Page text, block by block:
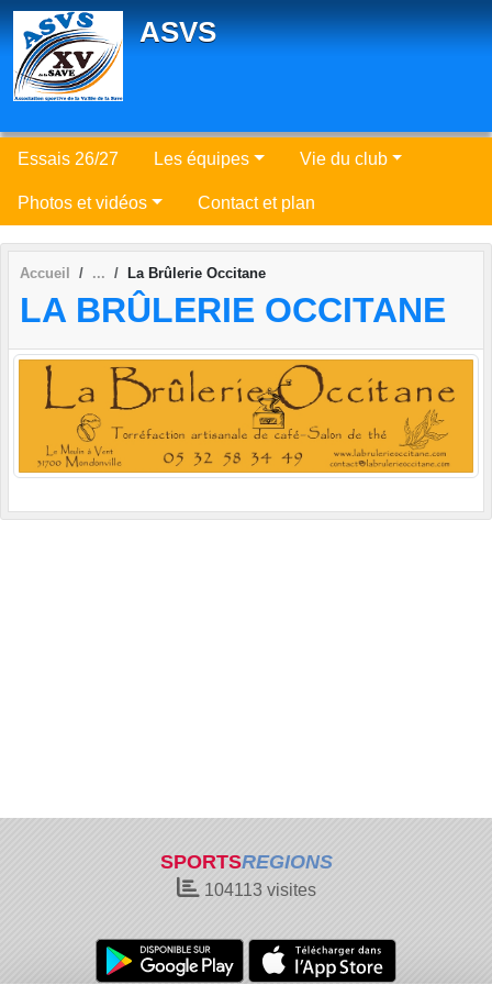
ASVS
Essais 26/27 Les équipes Vie du club
Photos et vidéos Contact et plan
Accueil La Brûlerie Occitane
LA BRÛLERIE OCCITANE
SPORTSREGIONS
104113 visites
Panneau de gestion des cookies